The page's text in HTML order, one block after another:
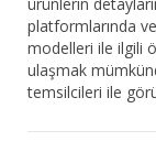
platformlarında
modelleri ile ilgili
ulaşmak
temsilcileri ile